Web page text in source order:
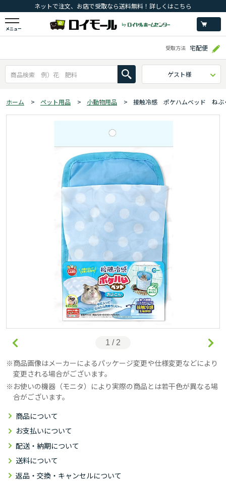
ネットで注文、お店で受取なら送料無料！詳しくはこちら
メニュー
受取方法 宅配便
ゲスト様
ホーム > ペット用品 > 小動物用品 > 接触冷感 ポケハムベッド ねぶ
1 / 2
商品画像はメーカーによるパッケージ変更や仕様変更などにより
変更される場合がございます。
お使いの機器（モニタ）により実際の商品とは若干色が異なる場
合がございます。
商品について
お支払いについて
配送・納期について
送料について
返品・交換・キャンセルについて